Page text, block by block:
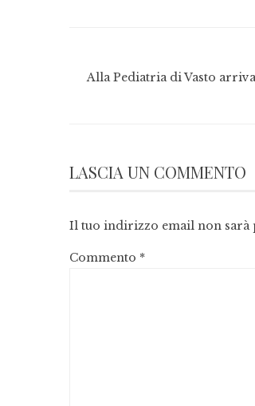
Alla Pediatria di Vasto
LASCIA UN COMMENTO
Il tuo indirizzo email non sarà
Commento *